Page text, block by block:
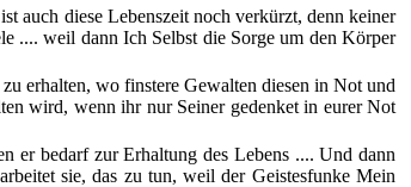
auch diese Lebenszeit noch verkürzt, denn keiner
.... weil dann Ich Selbst die Sorge um den Körper
erhalten, wo finstere Gewalten diesen in Not und
wird, wenn ihr nur Seiner gedenket in eurer Not
er bedarf zur Erhaltung des Lebens .... Und dann
sie, das zu tun, weil der Geistesfunke Mein